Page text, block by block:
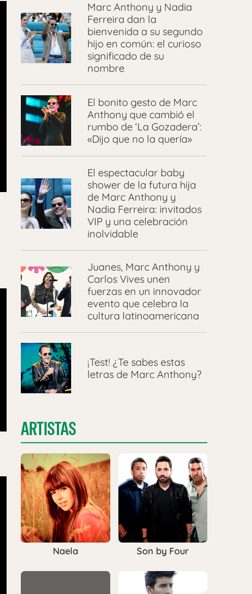
Marc Anthony y Nadia
Ferreira dan la
bienvenida a su segundo
hijo en común: el curioso
significado de su
nombre
El bonito gesto de Marc
Anthony que cambió el
rumbo de ‘La Gozadera’:
«Dijo que no la quería»
El espectacular baby
shower de la futura hija
de Marc Anthony y
Nadia Ferreira: invitados
VIP y una celebración
inolvidable
Juanes, Marc Anthony y
Carlos Vives unen
fuerzas en un innovador
evento que celebra la
cultura latinoamericana
¡Test! ¿Te sabes estas
letras de Marc Anthony?
ARTISTAS
Naela Son by Four